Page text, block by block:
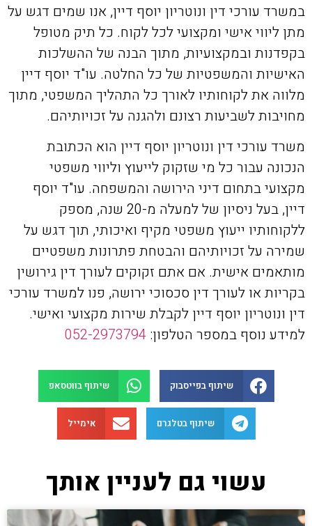
במשרד עורכי דין ונוטריון יוסף דיין, אנו שמים דגש על
מתן ליווי אישי ומקצועי לכל לקוח. כל תיק מטופל
בקפדנות ובמקצועיות, מתוך הבנה של ההשלכות
האישיות והמשפטיות של כל החלטה. עו"ד יוסף דיין
מלווה את לקוחותיו לאורך כל התהליך המשפטי, מתוך
מחויבות לשביעות רצונם ולהגנה על זכויותיהם.
משרד עורכי דין ונוטריון יוסף דיין הוא הכתובת
הנכונה עבור כל מי שזקוק לייעוץ וליווי משפטי
מקצועי בתחום דיני הירושה והמשפחה. עו"ד יוסף
דיין, בעל ניסיון של למעלה מ-20 שנה, מספק
ללקוחותיו ייעוץ משפטי מקיף ואיכותי, תוך דגש על
שמירה על זכויותיהם והבטחת פתרונות משפטיים
מותאמים אישית. אם אתם זקוקים לעורך דין גירושין
בקריות או לעורך דין סכסוכי ירושה, פנו למשרד עורכי
דין ונוטריון יוסף דיין לקבלת שירות מקצועי ואישי.
למידע נוסף במספר הטלפון: 052-2973794
שיתוף בפייסבוק שיתוף בווטסאפ
שיתוף בטלגרם אימייל
עשוי גם לעניין אותך